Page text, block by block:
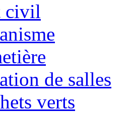
civil
de salles
verts